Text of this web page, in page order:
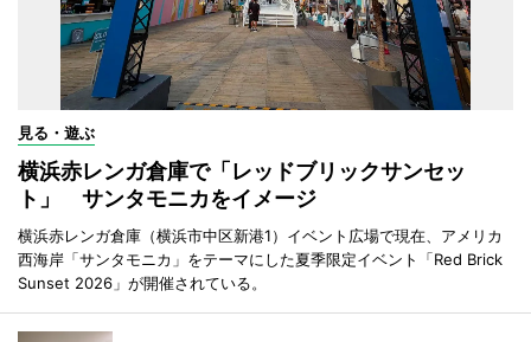
見る・遊ぶ
横浜赤レンガ倉庫で「レッドブリックサンセッ
ト」 サンタモニカをイメージ
横浜赤レンガ倉庫（横浜市中区新港1）イベント広場で現在、アメリカ
西海岸「サンタモニカ」をテーマにした夏季限定イベント「Red Brick
Sunset 2026」が開催されている。